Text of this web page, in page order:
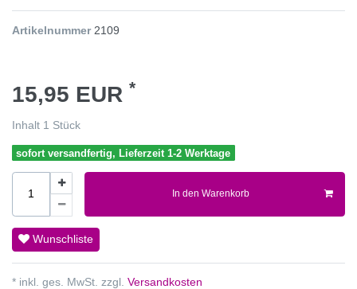
Artikelnummer 2109
15,95 EUR *
Inhalt 1 Stück
sofort versandfertig, Lieferzeit 1-2 Werktage
In den Warenkorb
Wunschliste
* inkl. ges. MwSt. zzgl. Versandkosten